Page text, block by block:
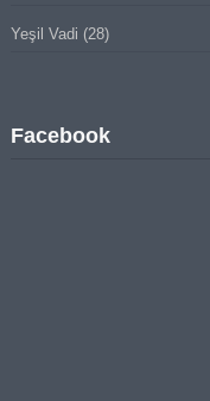
Yeşil Vadi (28)
Facebook